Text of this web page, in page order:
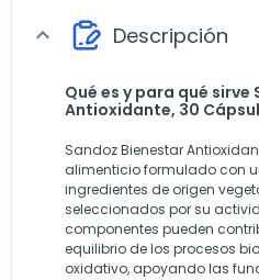
expand_more Descripción
Qué es y para qué
Antioxidante, 30
Sandoz Bienestar
alimenticio formulado con
ingredientes de origen
seleccionados por su
componentes pueden
equilibrio de los procesos
oxidativo, apoyando las